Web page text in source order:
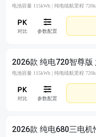
电池容量 115kWh | 纯电续航里程
对比 参数配置
2026款 纯电720智尊版
电池容量 115kWh | 纯电续航里程
对比 参数配置
2026款 纯电680三电机